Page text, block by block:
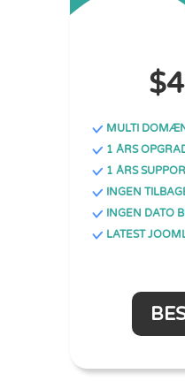
MULTI
1 ÅRS
1 ÅRS
INGEN
INGEN DATO
LATEST